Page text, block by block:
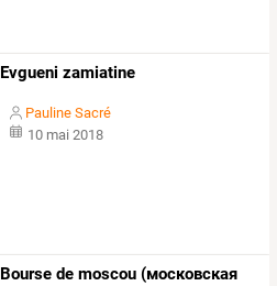
Evgueni zamiatine
Pauline Sacré
10 mai 2018
Bourse de moscou (московская